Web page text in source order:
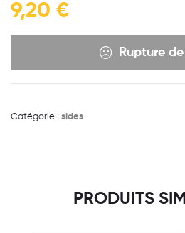
9,20 €
Rupture
Catégorie : sides
PRODUITS